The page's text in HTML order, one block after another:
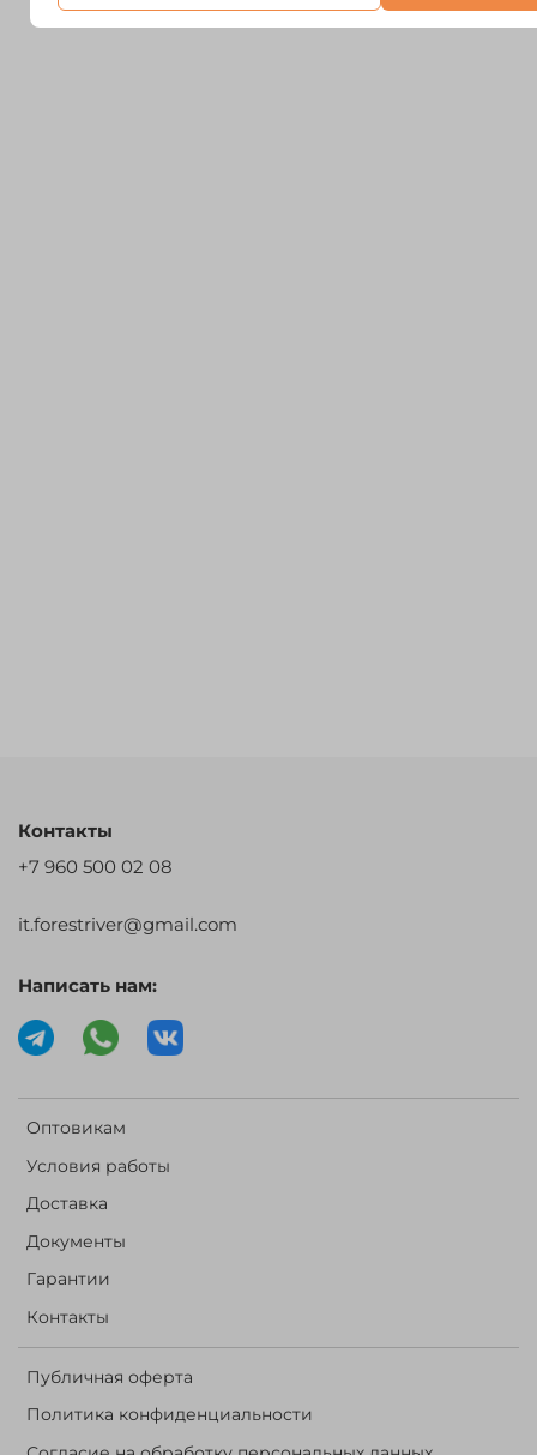
Оптовикам
Условия работы
Доставка
Документы
Гарантии
Контакты
Публичная оферта
Политика конфиденциальности
Контакты
+7 960 500 02 08
it.forestriver@gmail.com
Написать нам: